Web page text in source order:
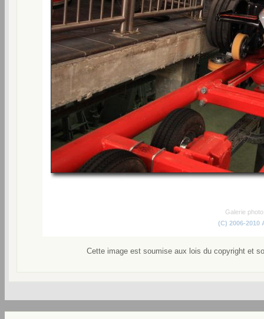
Galerie
(C) 2006-2010
Cette image est soumise aux lois du copyright et